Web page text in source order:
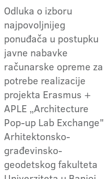
Odluka o izboru
najpovoljnijeg
ponuđača u postupku
javne nabavke
računarske opreme za
potrebe realizacije
projekta Erasmus +
APLE „Architecture
Pop-up Lab Exchange"
Arhitektonsko-
građevinsko-
geodetskog fakulteta